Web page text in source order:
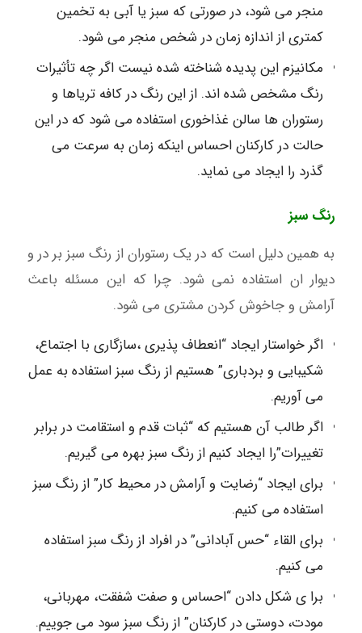
منجر می شود، در صورتی که سبز یا آبی به تخمین
کمتری از اندازه زمان در شخص منجر می شود.
مکانیزم این پدیده شناخته شده نیست اگر چه تأثیرات
رنگ مشخص شده اند. از این رنگ در کافه تریاها و
رستوران ها سالن غذاخوری استفاده می شود که در این
حالت در کارکنان احساس اینکه زمان به سرعت می
گذرد را ایجاد می نماید.
رنگ سبز
به همین دلیل است که در یک رستوران از رنگ سبز بر در و
دیوار ان استفاده نمی شود. چرا که این مسئله باعث
آرامش و جاخوش کردن مشتری می شود.
اگر خواستار ایجاد “انعطاف پذیری ،سازگاری با اجتماع،
شکیبایی و بردباری” هستیم از رنگ سبز استفاده به عمل
می آوریم.
اگر طالب آن هستیم که “ثبات قدم و استقامت در برابر
تغییرات”را ایجاد کنیم از رنگ سبز بهره می گیریم.
برای ایجاد “رضایت و آرامش در محیط کار” از رنگ سبز
استفاده می کنیم.
برای القاء “حس آبادانی” در افراد از رنگ سبز استفاده
می کنیم.
برا ی شکل دادن “احساس و صفت شفقت، مهربانی،
مودت، دوستی در کارکنان” از رنگ سبز سود می جوییم.